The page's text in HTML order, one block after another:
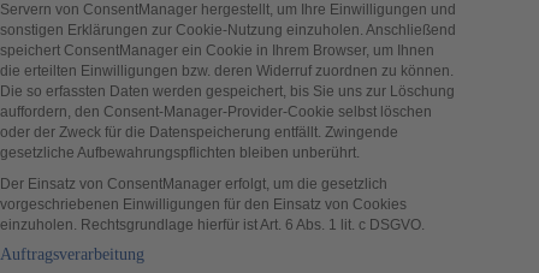
Servern von ConsentManager hergestellt, um Ihre Einwilligungen und
sonstigen Erklärungen zur Cookie-Nutzung einzuholen. Anschließend
speichert ConsentManager ein Cookie in Ihrem Browser, um Ihnen
die erteilten Einwilligungen bzw. deren Widerruf zuordnen zu können.
Die so erfassten Daten werden gespeichert, bis Sie uns zur Löschung
auffordern, den Consent-Manager-Provider-Cookie selbst löschen
oder der Zweck für die Datenspeicherung entfällt. Zwingende
gesetzliche Aufbewahrungspflichten bleiben unberührt.
Der Einsatz von ConsentManager erfolgt, um die gesetzlich
vorgeschriebenen Einwilligungen für den Einsatz von Cookies
einzuholen. Rechtsgrundlage hierfür ist Art. 6 Abs. 1 lit. c DSGVO.
Auftragsverarbeitung